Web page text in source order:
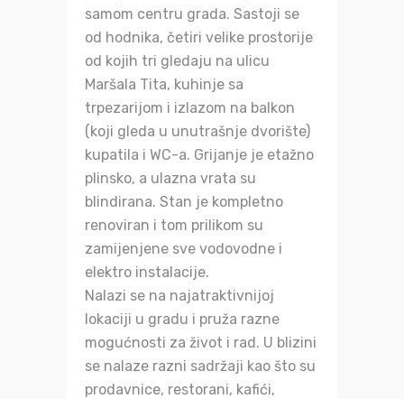
samom centru grada. Sastoji se
od hodnika, četiri velike prostorije
od kojih tri gledaju na ulicu
Maršala Tita, kuhinje sa
trpezarijom i izlazom na balkon
(koji gleda u unutrašnje dvorište)
kupatila i WC-a. Grijanje je etažno
plinsko, a ulazna vrata su
blindirana. Stan je kompletno
renoviran i tom prilikom su
zamijenjene sve vodovodne i
elektro instalacije.
Nalazi se na najatraktivnijoj
lokaciji u gradu i pruža razne
mogućnosti za život i rad. U blizini
se nalaze razni sadržaji kao što su
prodavnice, restorani, kafići,